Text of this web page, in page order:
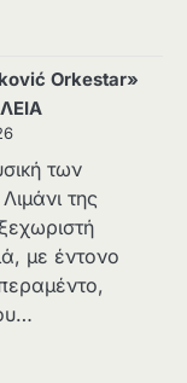
Orkestar»
των
της
με έντονο